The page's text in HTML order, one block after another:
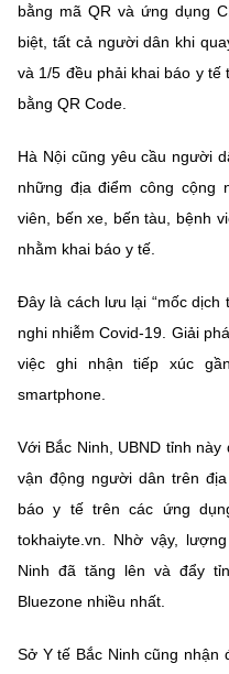
MINISTRY OF
Cơ quan chủ quản: Bộ Khoa
Chịu trách nhiệm nội dung:
Giám đốc Trung tâm Truyền
Địa chỉ: Ban Biên tập Cổng
Điện thoại: 024 3936 9506
Email:stc@mst.gov.vn
©2026 Bản quyền thuộc Bộ
(Ghi rõ nguồn "https://
bằng mã QR và ứng dụng
biệt, tất cả người dân khi
và 1/5 đều phải khai báo y tế
bằng QR Code.
Hà Nội cũng yêu cầu người
những địa điểm công cộng
viên, bến xe, bến tàu, bệnh
nhằm khai báo y tế.
Đây là cách lưu lại “mốc
nghi nhiễm Covid-19. Giải
việc ghi nhận tiếp xúc
smartphone.
Với Bắc Ninh, UBND tỉnh này
vận động người dân trên
báo y tế trên các ứng
tokhaiyte.vn. Nhờ vậy,
Ninh đã tăng lên và đẩy
Bluezone nhiều nhất.
Sở Y tế Bắc Ninh cũng